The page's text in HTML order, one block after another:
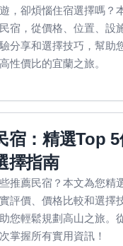
，卻煩惱住宿選擇嗎？
宿，從價格、位置、設
分享和選擇技巧，幫助
性價比的宜蘭之旅。
宿：精選Top
擇指南
推薦民宿？本文為您精
評價、價格比較和選擇
您輕鬆規劃高山之旅。
掌握所有實用資訊！